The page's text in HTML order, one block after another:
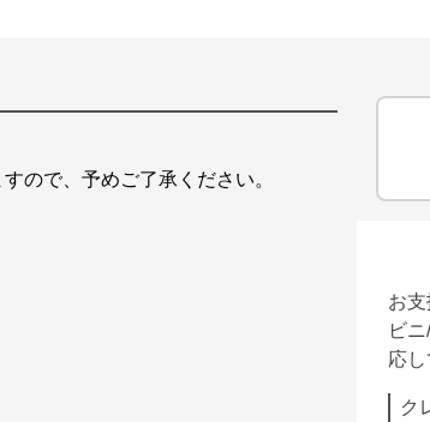
ので、予めご了承ください。
お
ビ
応し
ク